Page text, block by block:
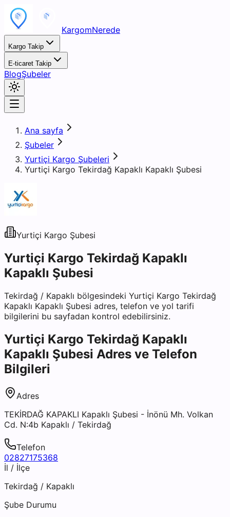
KargomNerede
Kargo Takip
E-ticaret Takip
BlogŞubeler
Ana sayfa
Şubeler
Yurtiçi Kargo Şubeleri
Yurtiçi Kargo Tekirdağ Kapaklı Kapaklı Şubesi
Yurtiçi Kargo Şubesi
Yurtiçi Kargo Tekirdağ Kapaklı
Kapaklı Şubesi
Tekirdağ / Kapaklı bölgesindeki Yurtiçi Kargo Tekirdağ
Kapaklı Kapaklı Şubesi adres, telefon ve yol tarifi
bilgilerini bu sayfadan kontrol edebilirsiniz.
Yurtiçi Kargo Tekirdağ Kapaklı
Kapaklı Şubesi Adres ve Telefon
Bilgileri
Adres
TEKİRDAĞ KAPAKLI Kapaklı Şubesi - İnönü Mh. Volkan
Cd. N:4b Kapaklı / Tekirdağ
Telefon
02827175368
İl / İlçe
Tekirdağ / Kapaklı
Şube Durumu